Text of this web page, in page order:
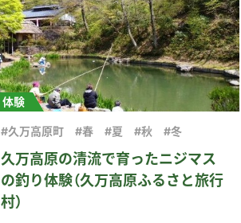
体験
久万高原の清流で育ったニジマス
の釣り体験（久万高原ふるさと旅行
村）
#久万高原町 #春 #夏 #秋 #冬